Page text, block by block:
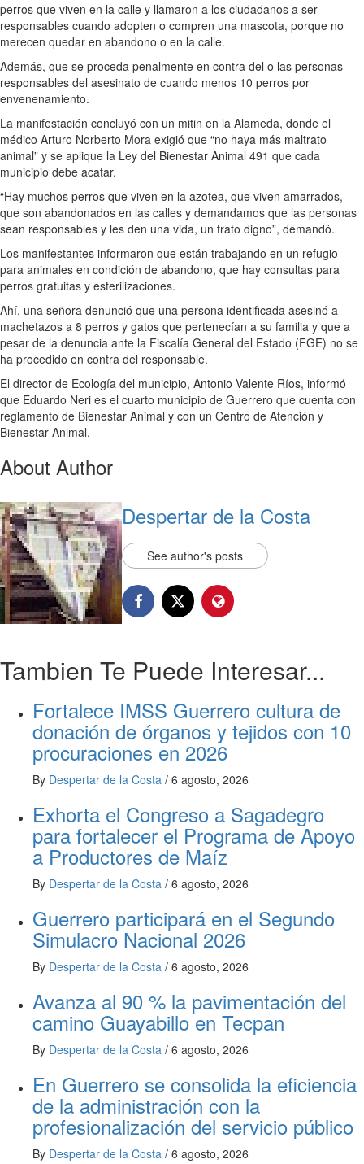
perros que viven en la calle y llamaron a los ciudadanos a ser
responsables cuando adopten o compren una mascota, porque no
merecen quedar en abandono o en la calle.
Además, que se proceda penalmente en contra del o las personas
responsables del asesinato de cuando menos 10 perros por
envenenamiento.
La manifestación concluyó con un mitin en la Alameda, donde el
médico Arturo Norberto Mora exigió que “no haya más maltrato
animal” y se aplique la Ley del Bienestar Animal 491 que cada
municipio debe acatar.
“Hay muchos perros que viven en la azotea, que viven amarrados,
que son abandonados en las calles y demandamos que las personas
sean responsables y les den una vida, un trato digno”, demandó.
Los manifestantes informaron que están trabajando en un refugio
para animales en condición de abandono, que hay consultas para
perros gratuitas y esterilizaciones.
Ahí, una señora denunció que una persona identificada asesinó a
machetazos a 8 perros y gatos que pertenecían a su familia y que a
pesar de la denuncia ante la Fiscalía General del Estado (FGE) no se
ha procedido en contra del responsable.
El director de Ecología del municipio, Antonio Valente Ríos, informó
que Eduardo Neri es el cuarto municipio de Guerrero que cuenta con
reglamento de Bienestar Animal y con un Centro de Atención y
Bienestar Animal.
About Author
Despertar de la Costa
See author's posts
Tambien Te Puede Interesar...
Fortalece IMSS Guerrero cultura de
donación de órganos y tejidos con 10
procuraciones en 2026
By Despertar de la Costa / 6 agosto, 2026
Exhorta el Congreso a Sagadegro
para fortalecer el Programa de Apoyo
a Productores de Maíz
By Despertar de la Costa / 6 agosto, 2026
Guerrero participará en el Segundo
Simulacro Nacional 2026
By Despertar de la Costa / 6 agosto, 2026
Avanza al 90 % la pavimentación del
camino Guayabillo en Tecpan
By Despertar de la Costa / 6 agosto, 2026
En Guerrero se consolida la eficiencia
de la administración con la
profesionalización del servicio público
By Despertar de la Costa / 6 agosto, 2026